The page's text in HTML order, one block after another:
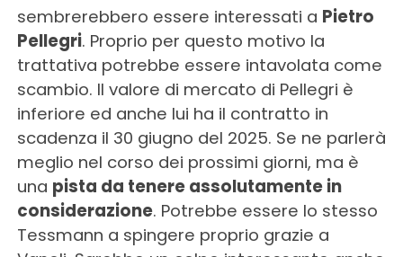
sembrerebbero essere interessati a Pietro
Pellegri. Proprio per questo motivo la
trattativa potrebbe essere intavolata come
scambio. Il valore di mercato di Pellegri è
inferiore ed anche lui ha il contratto in
scadenza il 30 giugno del 2025. Se ne parlerà
meglio nel corso dei prossimi giorni, ma è
una pista da tenere assolutamente in
considerazione. Potrebbe essere lo stesso
Tessmann a spingere proprio grazie a